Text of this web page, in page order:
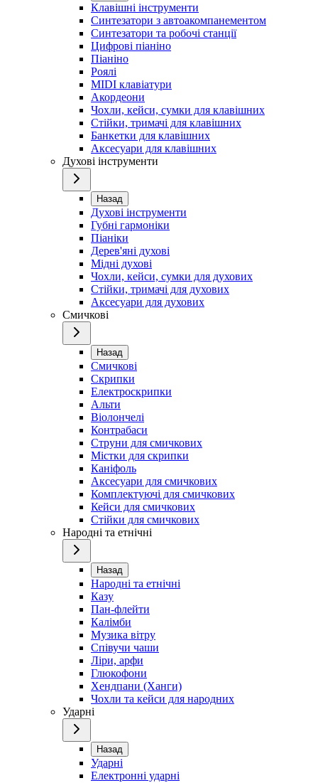
Клавішні інструменти
Синтезатори з автоакомпанементом
Синтезатори та робочі станції
Цифрові піаніно
Піаніно
Роялі
MIDI клавіатури
Акордеони
Чохли, кейси, сумки для клавішних
Стійки, тримачі для клавішних
Банкетки для клавішних
Аксесуари для клавішних
Духові інструменти
Назад
Духові інструменти
Губні гармоніки
Піаніки
Дерев'яні духові
Мідні духові
Чохли, кейси, сумки для духових
Стійки, тримачі для духових
Аксесуари для духових
Смичкові
Назад
Смичкові
Скрипки
Електроскрипки
Альти
Віолончелі
Контрабаси
Струни для смичкових
Містки для скрипки
Каніфоль
Аксесуари для смичкових
Комплектуючі для смичкових
Кейси для смичкових
Стійки для смичкових
Народні та етнічні
Назад
Народні та етнічні
Казу
Пан-флейти
Калімби
Музика вітру
Співучи чаши
Ліри, арфи
Глюкофони
Хендпани (Ханги)
Чохли та кейси для народних
Ударні
Назад
Ударні
Електронні ударні